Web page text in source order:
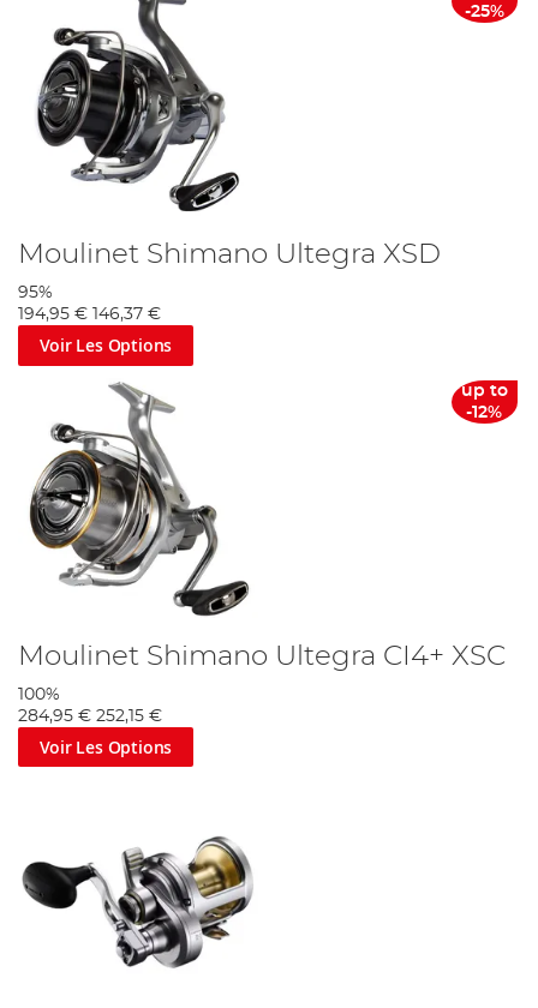
-25%
Moulinet Shimano Ultegra XSD
95%
194,95 €
146,37 €
Voir Les Options
up to
-12%
Moulinet Shimano Ultegra CI4+ XSC
100%
284,95 € 252,15 €
Voir Les Options